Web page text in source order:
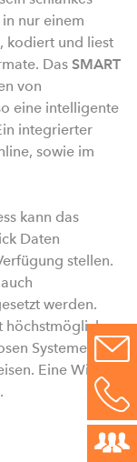
nur einem
kodiert und liest
Das SMART
von
eine intelligente
integrierter
sowie im
kann das
Daten
stellen.
werden.
höchstmöglichen
Systeme und
Eine Win-